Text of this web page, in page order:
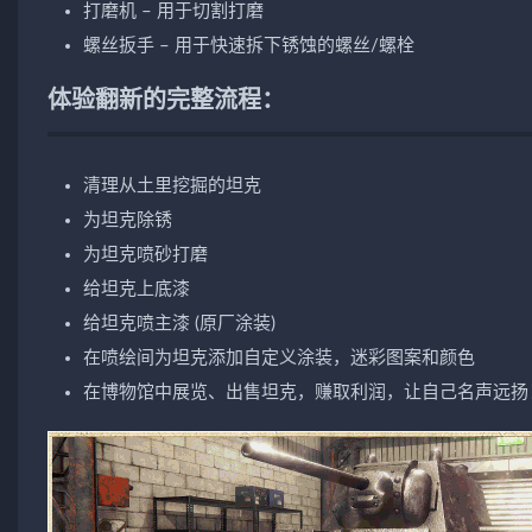
打磨机 – 用于切割打磨
螺丝扳手 – 用于快速拆下锈蚀的螺丝/螺栓
体验翻新的完整流程：
清理从土里挖掘的坦克
为坦克除锈
为坦克喷砂打磨
给坦克上底漆
给坦克喷主漆 (原厂涂装)
在喷绘间为坦克添加自定义涂装，迷彩图案和颜色
在博物馆中展览、出售坦克，赚取利润，让自己名声远扬